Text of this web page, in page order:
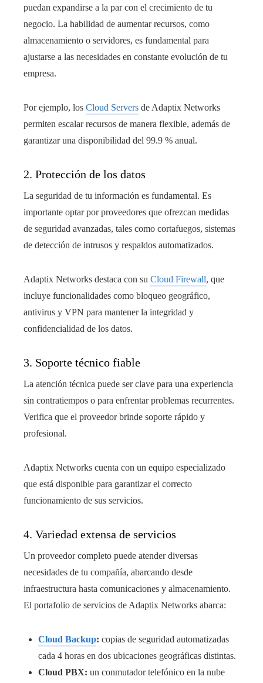
puedan expandirse a la par con el crecimiento de tu
negocio. La habilidad de aumentar recursos, como
almacenamiento o servidores, es fundamental para
ajustarse a las necesidades en constante evolución de tu
empresa.
Por ejemplo, los Cloud Servers de Adaptix Networks
permiten escalar recursos de manera flexible, además de
garantizar una disponibilidad del 99.9 % anual.
2. Protección de los datos
La seguridad de tu información es fundamental. Es
importante optar por proveedores que ofrezcan medidas
de seguridad avanzadas, tales como cortafuegos, sistemas
de detección de intrusos y respaldos automatizados.
Adaptix Networks destaca con su Cloud Firewall, que
incluye funcionalidades como bloqueo geográfico,
antivirus y VPN para mantener la integridad y
confidencialidad de los datos.
3. Soporte técnico fiable
La atención técnica puede ser clave para una experiencia
sin contratiempos o para enfrentar problemas recurrentes.
Verifica que el proveedor brinde soporte rápido y
profesional.
Adaptix Networks cuenta con un equipo especializado
que está disponible para garantizar el correcto
funcionamiento de sus servicios.
4. Variedad extensa de servicios
Un proveedor completo puede atender diversas
necesidades de tu compañía, abarcando desde
infraestructura hasta comunicaciones y almacenamiento.
El portafolio de servicios de Adaptix Networks abarca:
Cloud Backup: copias de seguridad automatizadas
cada 4 horas en dos ubicaciones geográficas distintas.
Cloud PBX: un conmutador telefónico en la nube